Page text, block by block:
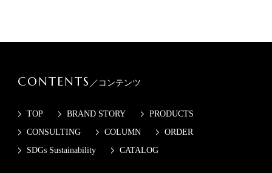
CONTENTS ／コンテンツ
TOP BRAND STORY
PRODUCTS
CONSULTING
COLUMN
ORDER
SDGs Sustainability
CATALOG